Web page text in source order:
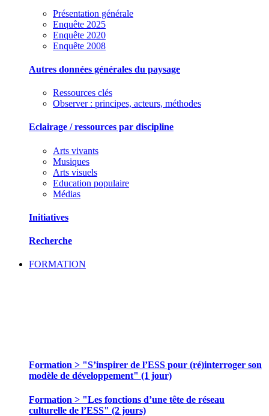
Présentation générale
Enquête 2025
Enquête 2020
Enquête 2008
Autres données générales du paysage
Ressources clés
Observer : principes, acteurs, méthodes
Eclairage / ressources par discipline
Arts vivants
Musiques
Arts visuels
Education populaire
Médias
Initiatives
Recherche
FORMATION
Formation > "S’inspirer de l’ESS pour (ré)interroger son
modèle de développement" (1 jour)
Formation > "Les fonctions d’une tête de réseau
culturelle de l’ESS" (2 jours)